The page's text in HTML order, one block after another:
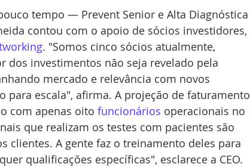
tempo — Prevent Senior e Alta Diagnóstica
contou com o apoio de sócios investidores,
. "Somos cinco sócios atualmente,
dos investimentos não seja revelado pela
mercado e relevância com novos
para escala", afirma. A projeção de faturamento
com apenas oito funcionários operacionais no
que realizam os testes com pacientes são
clientes. A gente faz o treinamento deles para
qualificações específicas", esclarece a CEO.